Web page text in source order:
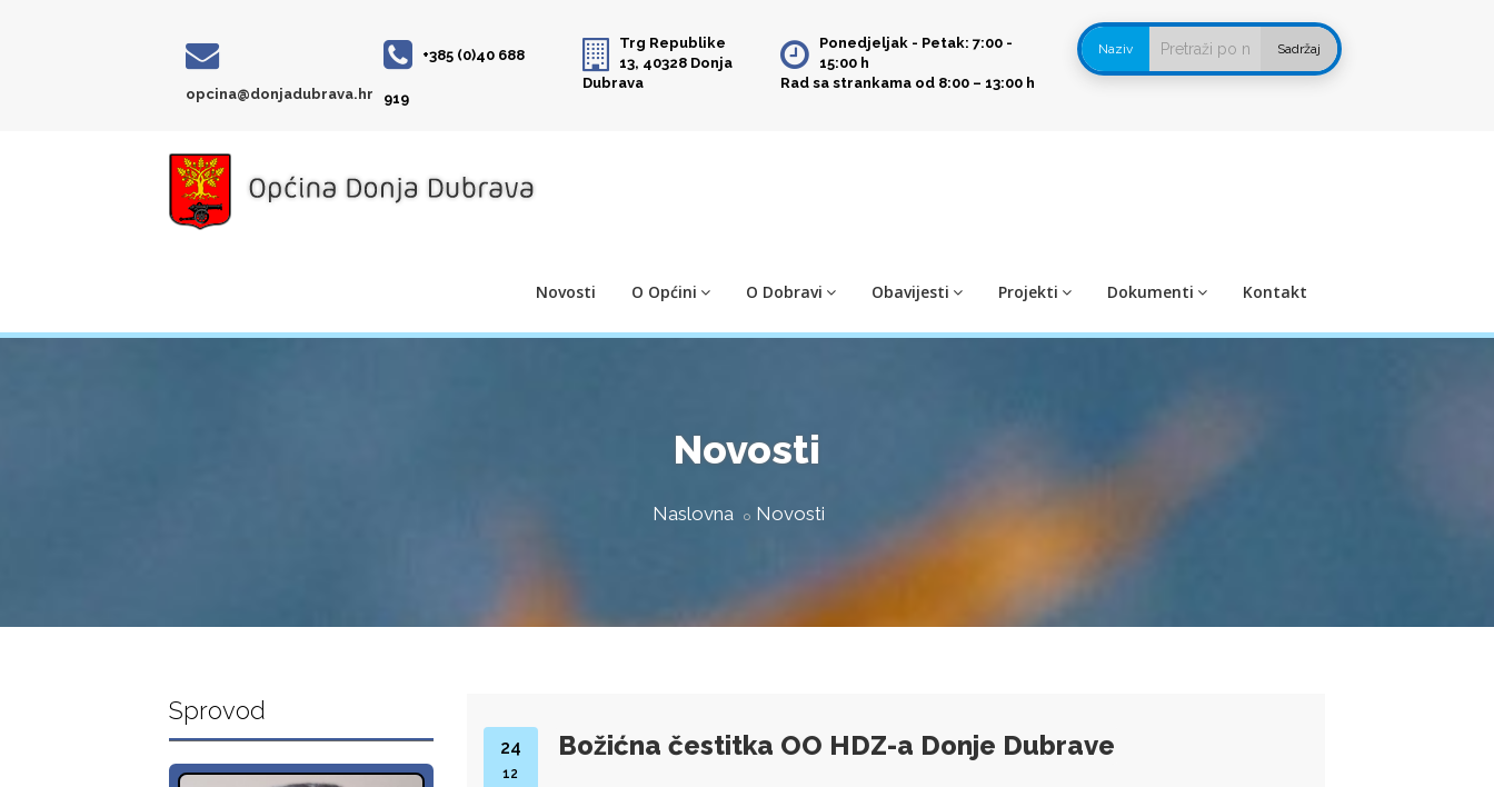
opcina@donjadubrava.hr
+385 (0)40 688
919
Trg Republike
13, 40328 Donja
Dubrava
Ponedjeljak - Petak: 7:00 -
15:00 h
Rad sa strankama od 8:00 – 13:00 h
Naziv Sadržaj
Novosti O Općini O Dobravi Obavijesti Projekti Dokumenti Kontakt
Novosti
Naslovna Novosti
24
12
Božićna čestitka OO HDZ-a Donje Dubrave
Sprovod